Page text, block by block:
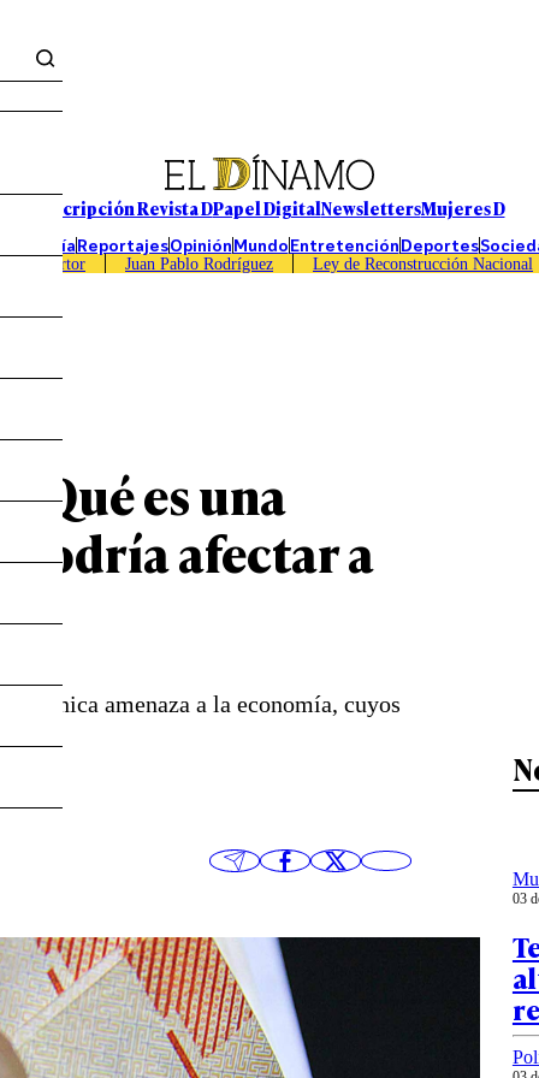
Suscripción Revista DPapel DigitalNewslettersMujeres D
EconomíaReportajesOpiniónMundoEntretenciónDeportes
Caso Sartor Juan Pablo Rodríguez Ley de Reconstrucción Nacional
es una
podría afectar a
técnica amenaza a la economía, cuyos
03